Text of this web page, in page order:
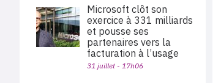
Microsoft clôt son
exercice à 331 milliards
et pousse ses
partenaires vers la
facturation à l’usage
31 juillet - 17h06